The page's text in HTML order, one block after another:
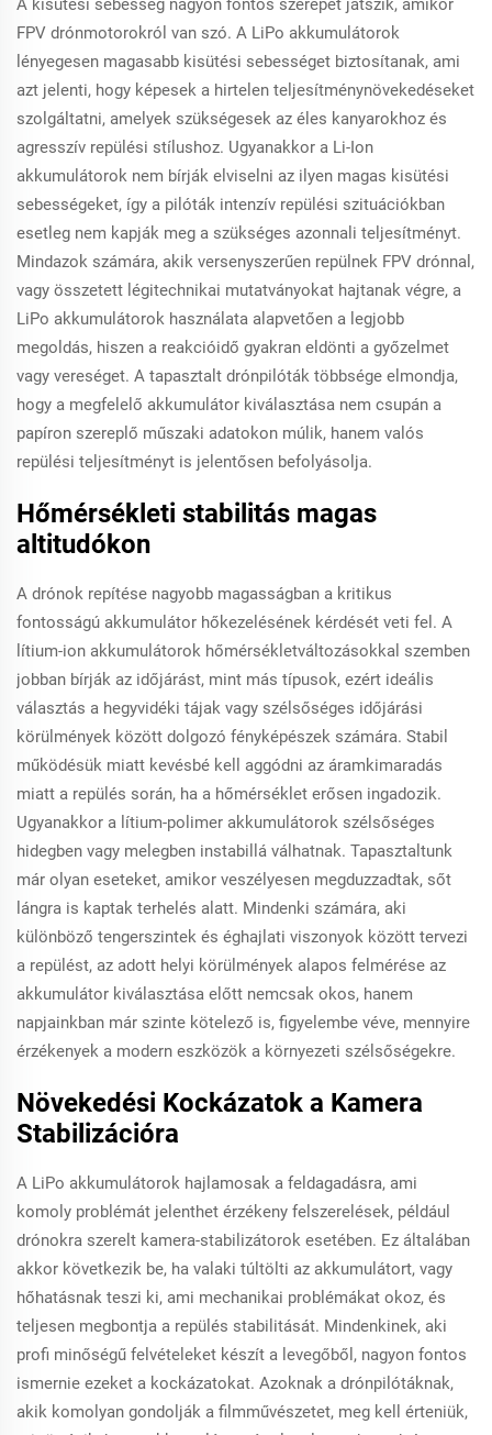
A kisütési sebesség nagyon fontos szerepet játszik, amikor
FPV drónmotorokról van szó. A LiPo akkumulátorok
lényegesen magasabb kisütési sebességet biztosítanak, ami
azt jelenti, hogy képesek a hirtelen teljesítménynövekedéseket
szolgáltatni, amelyek szükségesek az éles kanyarokhoz és
agresszív repülési stílushoz. Ugyanakkor a Li-Ion
akkumulátorok nem bírják elviselni az ilyen magas kisütési
sebességeket, így a pilóták intenzív repülési szituációkban
esetleg nem kapják meg a szükséges azonnali teljesítményt.
Mindazok számára, akik versenyszerűen repülnek FPV drónnal,
vagy összetett légitechnikai mutatványokat hajtanak végre, a
LiPo akkumulátorok használata alapvetően a legjobb
megoldás, hiszen a reakcióidő gyakran eldönti a győzelmet
vagy vereséget. A tapasztalt drónpilóták többsége elmondja,
hogy a megfelelő akkumulátor kiválasztása nem csupán a
papíron szereplő műszaki adatokon múlik, hanem valós
repülési teljesítményt is jelentősen befolyásolja.
Hőmérsékleti stabilitás magas
altitudókon
A drónok repítése nagyobb magasságban a kritikus
fontosságú akkumulátor hőkezelésének kérdését veti fel. A
lítium-ion akkumulátorok hőmérsékletváltozásokkal szemben
jobban bírják az időjárást, mint más típusok, ezért ideális
választás a hegyvidéki tájak vagy szélsőséges időjárási
körülmények között dolgozó fényképészek számára. Stabil
működésük miatt kevésbé kell aggódni az áramkimaradás
miatt a repülés során, ha a hőmérséklet erősen ingadozik.
Ugyanakkor a lítium-polimer akkumulátorok szélsőséges
hidegben vagy melegben instabillá válhatnak. Tapasztaltunk
már olyan eseteket, amikor veszélyesen megduzzadtak, sőt
lángra is kaptak terhelés alatt. Mindenki számára, aki
különböző tengerszintek és éghajlati viszonyok között tervezi
a repülést, az adott helyi körülmények alapos felmérése az
akkumulátor kiválasztása előtt nemcsak okos, hanem
napjainkban már szinte kötelező is, figyelembe véve, mennyire
érzékenyek a modern eszközök a környezeti szélsőségekre.
Növekedési Kockázatok a Kamera
Stabilizációra
A LiPo akkumulátorok hajlamosak a feldagadásra, ami
komoly problémát jelenthet érzékeny felszerelések, például
drónokra szerelt kamera-stabilizátorok esetében. Ez általában
akkor következik be, ha valaki túltölti az akkumulátort, vagy
hőhatásnak teszi ki, ami mechanikai problémákat okoz, és
teljesen megbontja a repülés stabilitását. Mindenkinek, aki
profi minőségű felvételeket készít a levegőből, nagyon fontos
ismernie ezeket a kockázatokat. Azoknak a drónpilótáknak,
akik komolyan gondolják a filmművészetet, meg kell érteniük,